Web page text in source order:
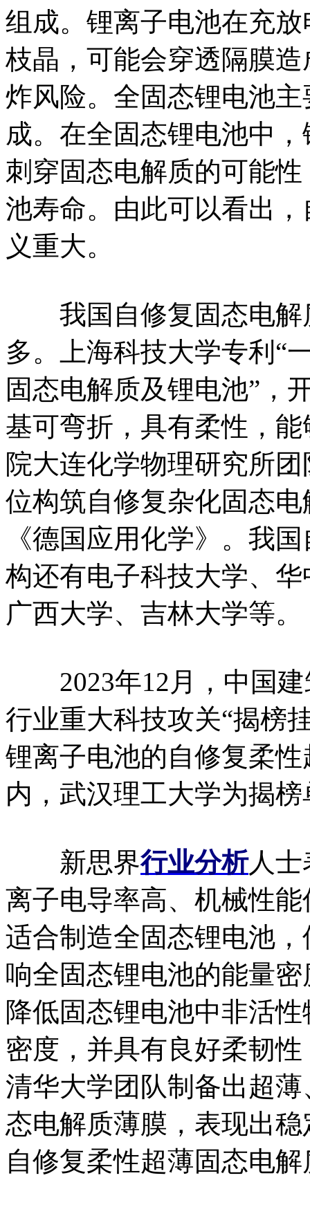
组成。锂离子电池在充
枝晶，可能会穿透隔膜
炸风险。全固态锂电池
成。在全固态锂电池中
刺穿固态电解质的可能
池寿命。由此可以看出
义重大。
我国自修复固态电解
多。上海科技大学专利“
固态电解质及锂电池”，
基可弯折，具有柔性，
院大连化学物理研究所
位构筑自修复杂化固态
《德国应用化学》。我
构还有电子科技大学、
广西大学、吉林大学等。
2023年12月，中国建
行业重大科技攻关“揭榜
锂离子电池的自修复柔
内，武汉理工大学为揭
新思界行业分析人士
离子电导率高、机械性
适合制造全固态锂电池
响全固态锂电池的能量
降低固态锂电池中非活
密度，并具有良好柔韧
清华大学团队制备出超
态电解质薄膜，表现出
自修复柔性超薄固态电